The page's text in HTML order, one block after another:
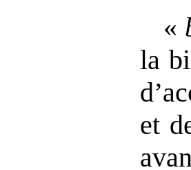
«
la
et